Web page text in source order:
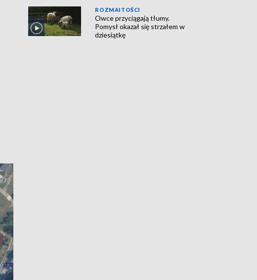
ROZMAITOŚCI
Owce przyciągają tłumy.
Pomysł okazał się strzałem w
dziesiątkę